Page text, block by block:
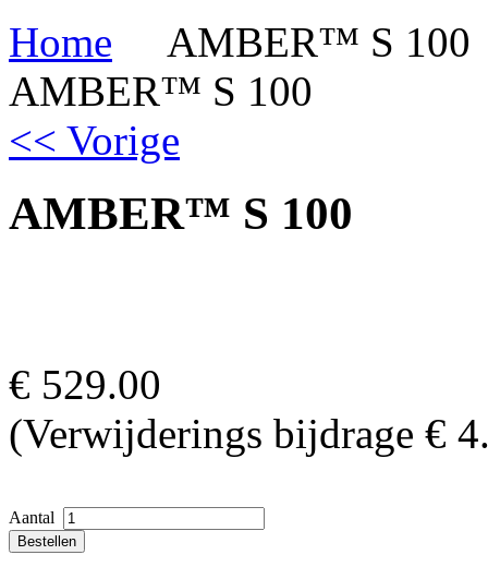
Home
AMBER™ S 100
AMBER™ S 100
<< Vorige
AMBER™ S 100
€ 529.00
(Verwijderings bijdrage €
Aantal